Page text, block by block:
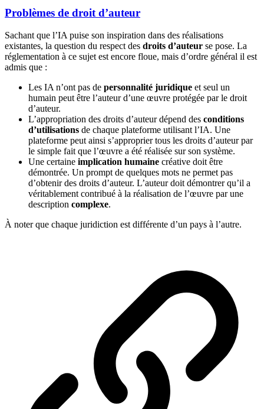
Problèmes de droit d’auteur
Sachant que l’IA puise son inspiration dans des réalisations
existantes, la question du respect des droits d’auteur se pose. La
réglementation à ce sujet est encore floue, mais d’ordre général il est
admis que :
Les IA n’ont pas de personnalité juridique et seul un
humain peut être l’auteur d’une œuvre protégée par le droit
d’auteur.
L’appropriation des droits d’auteur dépend des conditions
d’utilisations de chaque plateforme utilisant l’IA. Une
plateforme peut ainsi s’approprier tous les droits d’auteur par
le simple fait que l’œuvre a été réalisée sur son système.
Une certaine implication humaine créative doit être
démontrée. Un prompt de quelques mots ne permet pas
d’obtenir des droits d’auteur. L’auteur doit démontrer qu’il a
véritablement contribué à la réalisation de l’œuvre par une
description complexe.
À noter que chaque juridiction est différente d’un pays à l’autre.